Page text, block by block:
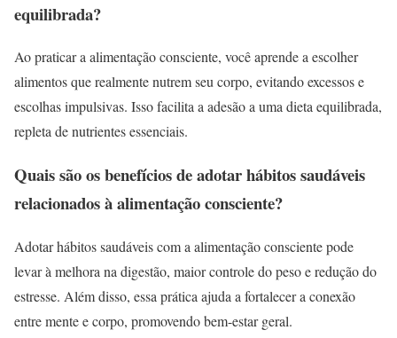
equilibrada?
Ao praticar a alimentação consciente, você aprende a escolher
alimentos que realmente nutrem seu corpo, evitando excessos e
escolhas impulsivas. Isso facilita a adesão a uma dieta equilibrada,
repleta de nutrientes essenciais.
Quais são os benefícios de adotar hábitos saudáveis
relacionados à alimentação consciente?
Adotar hábitos saudáveis com a alimentação consciente pode
levar à melhora na digestão, maior controle do peso e redução do
estresse. Além disso, essa prática ajuda a fortalecer a conexão
entre mente e corpo, promovendo bem-estar geral.